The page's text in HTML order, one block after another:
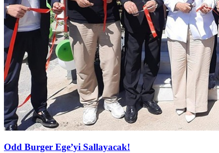
Odd Burger Ege’yi Sallayacak!